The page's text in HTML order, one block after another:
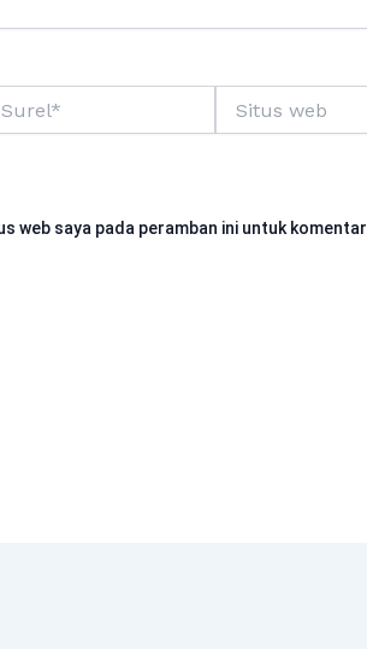
web
web saya pada peramban ini untuk